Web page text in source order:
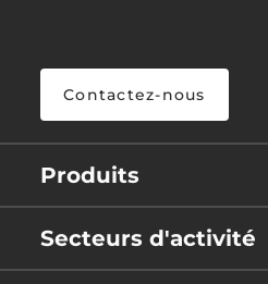
Contactez-nous
Produits
Secteurs d'activité